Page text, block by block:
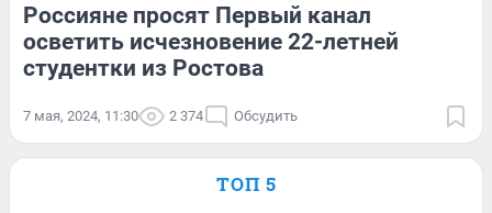
Россияне просят Первый канал
осветить исчезновение 22-летней
студентки из Ростова
7 мая, 2024, 11:30 2 374 Обсудить
ТОП 5